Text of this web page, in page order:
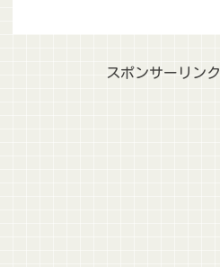
スポンサーリンク